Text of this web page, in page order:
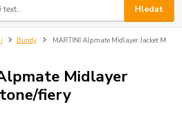
Hledat
Bundy
MARTINI Alpmate Midlayer Jacket M
Midlayer
fiery